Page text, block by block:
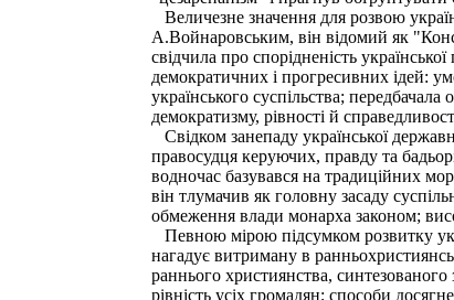
Величезне значення для розвою
А.Войнаровським, він відомий як
свідчила про спорідненість
демократичних і прогресивних ідей:
українського суспільства;
демократизму, рівності й
Свідком занепаду української
правосудця керуючих, правду та
водночас базувався на традиційних
він тлумачив як головну засаду
обмеження влади монарха законом;
Певною мірою підсумком розвитку
нагадує витриману в
раннього християнства,
рівність усіх громадян; способи